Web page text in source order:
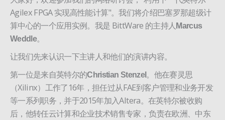
Agilex FPGA 实现高性能计算"。我们将介绍巴塞罗那超级计
算中心的一个应用实例。我是 BittWare 的主持人 Marcus
Weddle。
让我们先来认识一下主讲人和他们的演讲内容。
第一位是来自英特尔的Christian Stenzel。他在赛灵思
（Xilinx）工作了16年，担任过从FAE到客户管理和业务开发
等一系列职务，并于2015年加入Altera。在英特尔被收购
后，他转任云计算和企业技术销售专家，负责在欧洲、中东